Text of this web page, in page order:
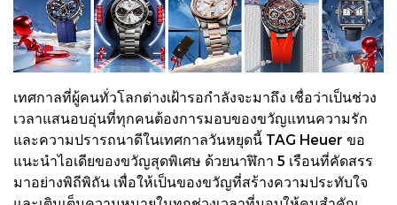
เทศกาลที่ผู้คนทั่วโลกต่างเฝ้ารอกำลังจะมาถึง เชื่อว่าเป็นช่วง
เวลาแสนอบอุ่นที่ทุกคนต้องการมอบของขวัญแทนความรัก
และความปรารถนาดีในเทศกาลวันหยุดนี้ TAG Heuer ขอ
แนะนำไอเดียของขวัญสุดพิเศษ ด้วยนาฬิกา 5 เรือนที่คัดสรร
มาอย่างพิถีพิถัน เพื่อให้เป็นของขวัญที่สร้างความประทับใจ